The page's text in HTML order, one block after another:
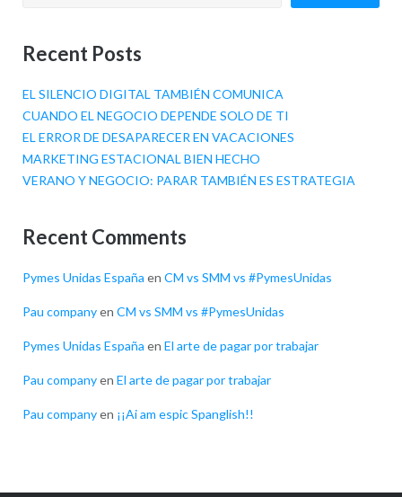
Recent Posts
EL SILENCIO DIGITAL TAMBIÉN COMUNICA
CUANDO EL NEGOCIO DEPENDE SOLO DE TI
EL ERROR DE DESAPARECER EN VACACIONES
MARKETING ESTACIONAL BIEN HECHO
VERANO Y NEGOCIO: PARAR TAMBIÉN ES ESTRATEGIA
Recent Comments
Pymes Unidas España en CM vs SMM vs #PymesUnidas
Pau companyen CM vs SMM vs #PymesUnidas
Pymes Unidas España en El arte de pagar por trabajar
Pau companyen El arte de pagar por trabajar
Pau companyen ¡¡Ai am espic Spanglish!!